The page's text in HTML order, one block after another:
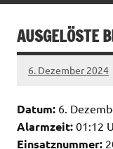
AUSGELÖSTE
6. Dezember 2024
Datum: 6.
Alarmzeit: 01:12
Einsatznummer: